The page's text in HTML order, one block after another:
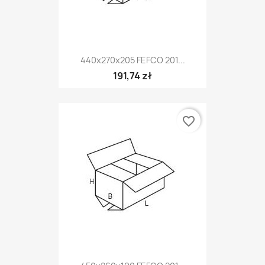
440x270x205 FEFCO 201...
191,74 zł
favorite_border